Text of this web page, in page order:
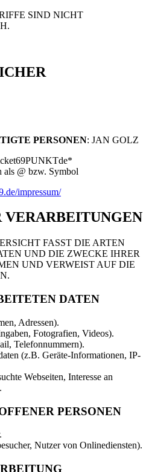
SIND NICHT
PERSONEN: JAN GOLZ
als @ bzw. Symbol
impressum/
VERARBEITUNGEN
FASST DIE ARTEN
UND DIE ZWECKE IHRER
UND VERWEIST AUF DIE
DATEN
Adressen).
Fotografien, Videos).
Telefonnummern).
(z.B. Geräte-Informationen, IP-
Webseiten, Interesse an
PERSONEN
Nutzer von Onlinediensten).